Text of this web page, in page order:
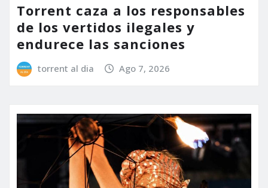
Torrent caza a los responsables
de los vertidos ilegales y
endurece las sanciones
torrent al dia Ago 7, 2026